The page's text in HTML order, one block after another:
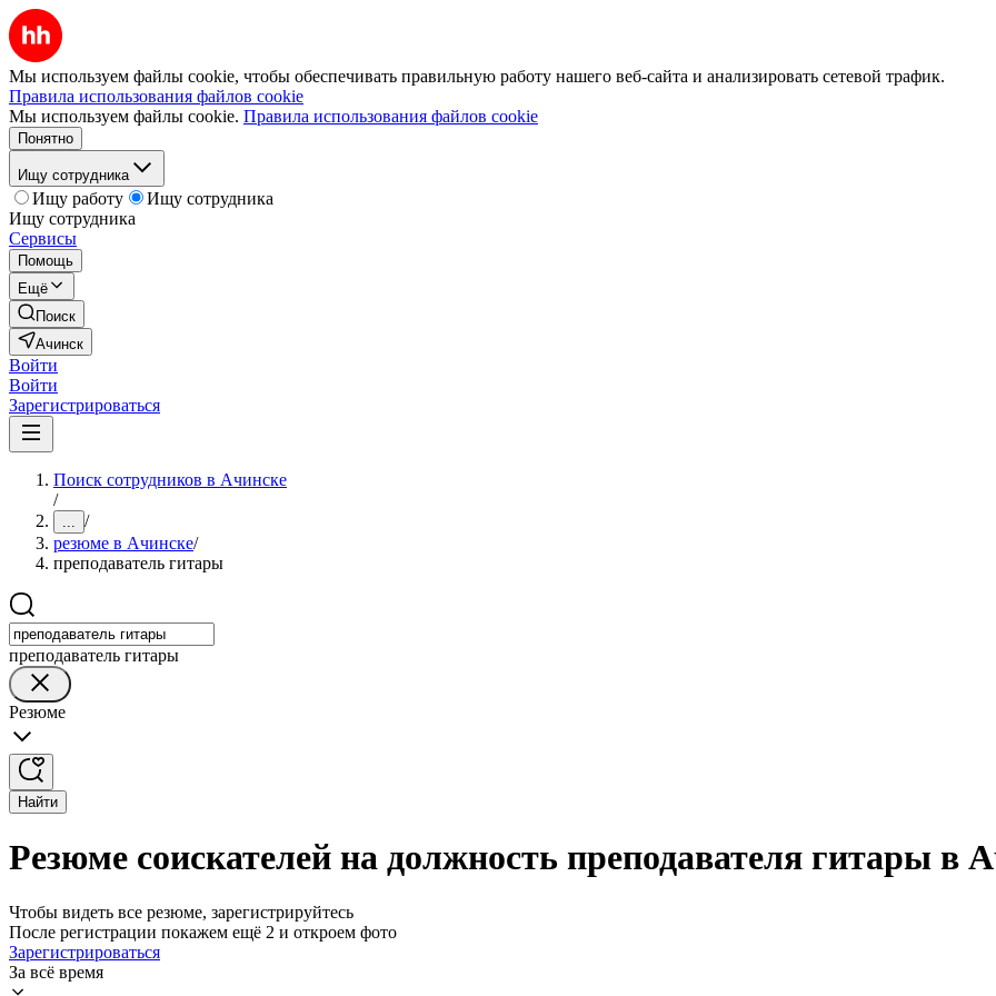
Мы используем файлы cookie, чтобы обеспечивать правильную работу нашего веб-сайта и анализировать сетевой трафик.
Правила использования файлов cookie
Мы используем файлы cookie. Правила использования файлов cookie
Понятно
Ищу сотрудника
Ищу работу
Ищу сотрудника
Ищу сотрудника
Сервисы
Помощь
Ещё
Поиск
Ачинск
Войти
Войти
Зарегистрироваться
Поиск сотрудников в Ачинске
/
... /
резюме в Ачинске/
преподаватель гитары
преподаватель гитары
Резюме
Найти
Резюме соискателей на должность преподавателя гитары в
Чтобы видеть все резюме, зарегистрируйтесь
После регистрации покажем ещё 2 и откроем фото
Зарегистрироваться
За всё время